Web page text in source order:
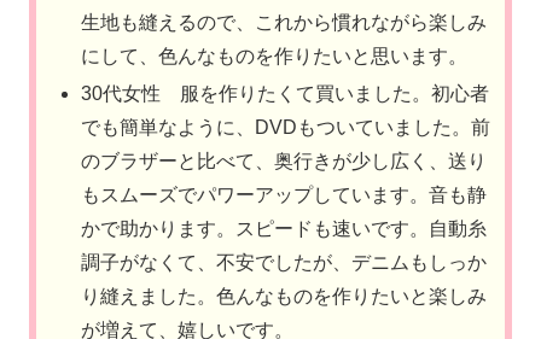
生地も縫えるので、これから慣れながら楽しみ
にして、色んなものを作りたいと思います。
30代女性 服を作りたくて買いました。初心者
でも簡単なように、DVDもついていました。前
のブラザーと比べて、奥行きが少し広く、送り
もスムーズでパワーアップしています。音も静
かで助かります。スピードも速いです。自動糸
調子がなくて、不安でしたが、デニムもしっか
り縫えました。色んなものを作りたいと楽しみ
が増えて、嬉しいです。